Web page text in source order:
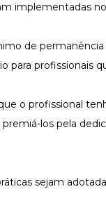
implementadas
de permanência
para profissionais
o profissional
los pela
sejam